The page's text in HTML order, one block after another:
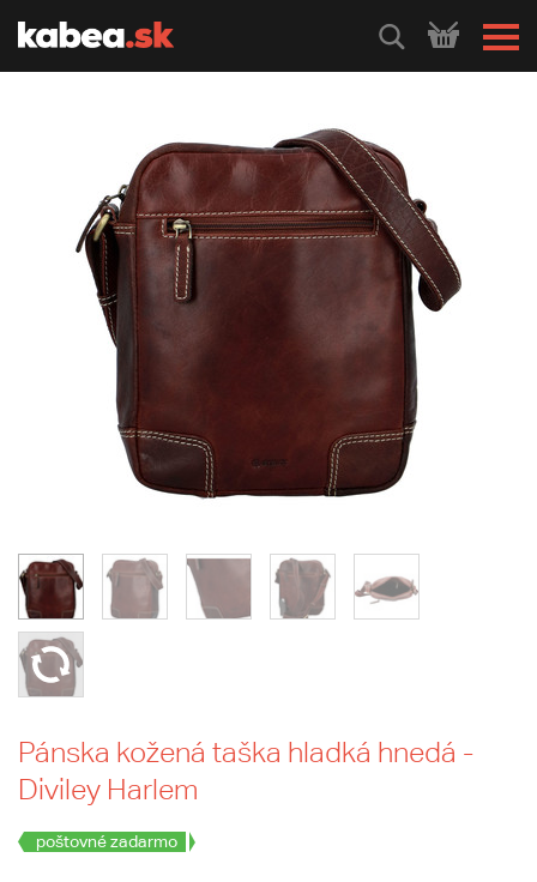
HLEDEJ
Pánska kožená taška hladká hnedá -
Diviley Harlem
poštovné zadarmo